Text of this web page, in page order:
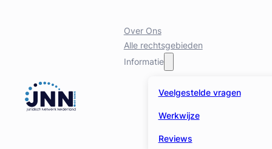
Over Ons
Alle rechtsgebieden
Informatie
Veelgestelde vragen
Werkwijze
Reviews